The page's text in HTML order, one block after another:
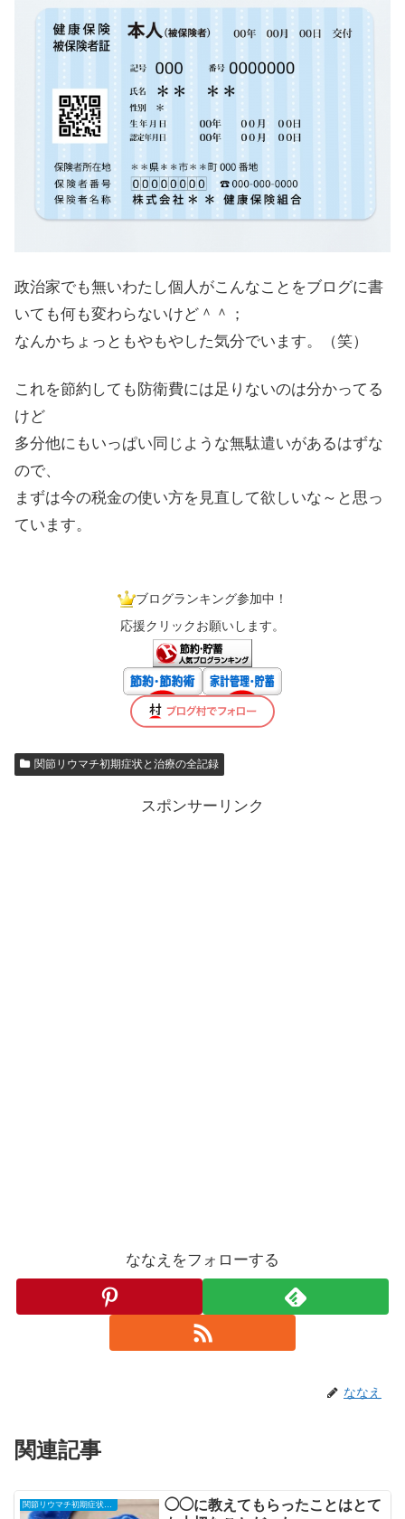
政治家でも無いわたし個人がこんなことをブログに書
いても何も変わらないけど＾＾；
なんかちょっともやもやした気分でいます。（笑）
これを節約しても防衛費には足りないのは分かってる
けど
多分他にもいっぱい同じような無駄遣いがあるはずな
ので、
まずは今の税金の使い方を見直して欲しいな～と思っ
ています。
ブログランキング参加中！
応援クリックお願いします。
関節リウマチ初期症状と治療の全記録
スポンサーリンク
ななえをフォローする
ななえ
関連記事
関節リウマチ初期症状と治療の全記録
◯◯に教えてもらったことはとて